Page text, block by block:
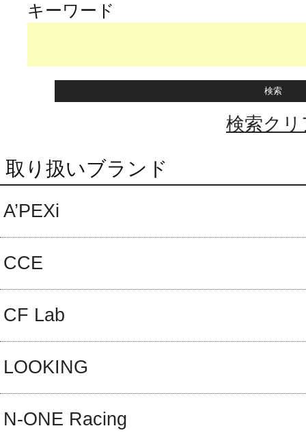
キーワード
検索クリ
取り扱いブランド
A’PEXi
CCE
CF Lab
LOOKING
N-ONE Racing